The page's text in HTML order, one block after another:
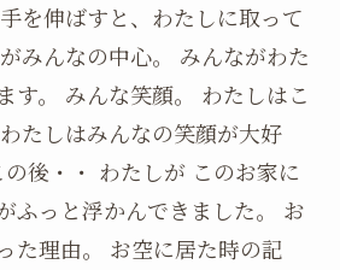
を伸ばすと、わたしに取って
みんなの中心。 みんながわた
す。 みんな笑顔。 わたしはこ
たしはみんなの笑顔が大好
後・・ わたしが このお家に
ふっと浮かんできました。 お
た理由。 お空に居た時の記